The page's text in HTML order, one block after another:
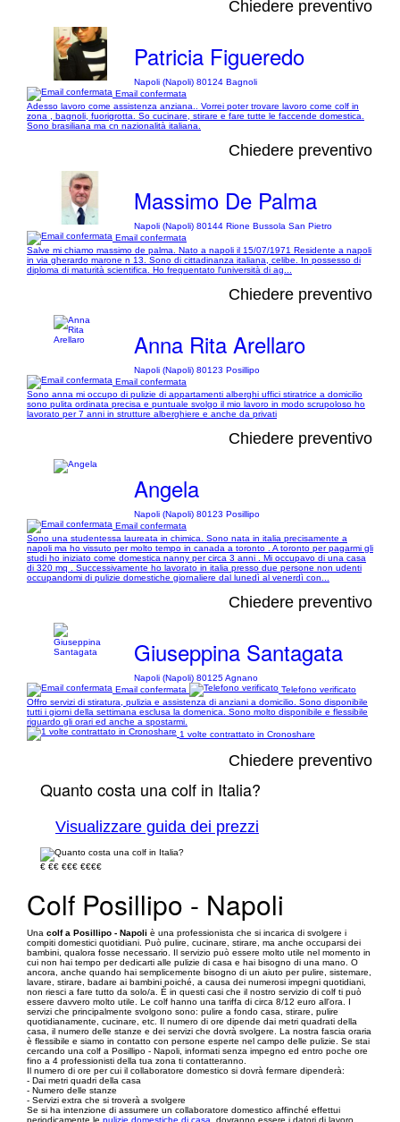
Chiedere preventivo
Patricia Figueredo
Napoli (Napoli) 80124 Bagnoli
Email confermata
Adesso lavoro come assistenza anziana.. Vorrei poter trovare lavoro come colf in
zona , bagnoli, fuorigrotta. So cucinare, stirare e fare tutte le faccende domestica.
Sono brasiliana ma cn nazionalità italiana.
Chiedere preventivo
Massimo De Palma
Napoli (Napoli) 80144 Rione Bussola San Pietro
Email confermata
Salve mi chiamo massimo de palma. Nato a napoli il 15/07/1971 Residente a napoli
in via gherardo marone n 13. Sono di cittadinanza italiana, celibe. In possesso di
diploma di maturità scientifica. Ho frequentato l'università di ag...
Chiedere preventivo
Anna Rita Arellaro
Napoli (Napoli) 80123 Posillipo
Email confermata
Sono anna mi occupo di pulizie di appartamenti alberghi uffici stiratrice a domicilio
sono pulita ordinata precisa e puntuale svolgo il mio lavoro in modo scrupoloso ho
lavorato per 7 anni in strutture alberghiere e anche da privati
Chiedere preventivo
Angela
Napoli (Napoli) 80123 Posillipo
Email confermata
Sono una studentessa laureata in chimica. Sono nata in italia precisamente a
napoli ma ho vissuto per molto tempo in canada a toronto . A toronto per pagarmi gli
studi ho iniziato come domestica nanny per circa 3 anni . Mi occupavo di una casa
di 320 mq . Successivamente ho lavorato in italia presso due persone non udenti
occupandomi di pulizie domestiche giornaliere dal lunedì al venerdì con...
Chiedere preventivo
Giuseppina Santagata
Napoli (Napoli) 80125 Agnano
Email confermata
Telefono verificato
Offro servizi di stiratura, pulizia e assistenza di anziani a domicilio. Sono disponibile
tutti i giorni della settimana esclusa la domenica. Sono molto disponibile e flessibile
riguardo gli orari ed anche a spostarmi.
1 volte contrattato in Cronoshare
Chiedere preventivo
Quanto costa una colf in Italia?
Visualizzare guida dei prezzi
€ €€ €€€ €€€€
Colf Posillipo - Napoli
Una colf a Posillipo - Napoli è una professionista che si incarica di svolgere i
compiti domestici quotidiani. Può pulire, cucinare, stirare, ma anche occuparsi dei
bambini, qualora fosse necessario. Il servizio può essere molto utile nel momento in
cui non hai tempo per dedicarti alle pulizie di casa e hai bisogno di una mano. O
ancora, anche quando hai semplicemente bisogno di un aiuto per pulire, sistemare,
lavare, stirare, badare ai bambini poiché, a causa dei numerosi impegni quotidiani,
non riesci a fare tutto da solo/a. È in questi casi che il nostro servizio di colf ti può
essere davvero molto utile. Le colf hanno una tariffa di circa 8/12 euro all'ora. I
servizi che principalmente svolgono sono: pulire a fondo casa, stirare, pulire
quotidianamente, cucinare, etc. Il numero di ore dipende dai metri quadrati della
casa, il numero delle stanze e dei servizi che dovrà svolgere. La nostra fascia oraria
è flessibile e siamo in contatto con persone esperte nel campo delle pulizie. Se stai
cercando una colf a Posillipo - Napoli, informati senza impegno ed entro poche ore
fino a 4 professionisti della tua zona ti contatteranno.
Il numero di ore per cui il collaboratore domestico si dovrà fermare dipenderà:
- Dai metri quadri della casa
- Numero delle stanze
- Servizi extra che si troverà a svolgere
Se si ha intenzione di assumere un collaboratore domestico affinché effettui
periodicamente le pulizie domestiche di casa , dovranno essere i datori di lavoro